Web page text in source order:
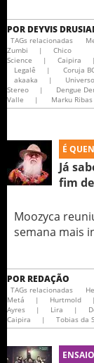
POR DEYVIS
TAGs relacionadas
Zumbi
|
Chico
Science
| Caipira |
Legalê
| Coruja
akaaka
|
Stereo
| Dengue
Valle
| Marku Ribas
É
Já
fim
Moozyca
semana mais
POR REDAÇÃO
TAGs relacionadas
Metá
| Hurtmold |
Ayres
| Lira |
Caipira
| Tobias da
ENSAIO